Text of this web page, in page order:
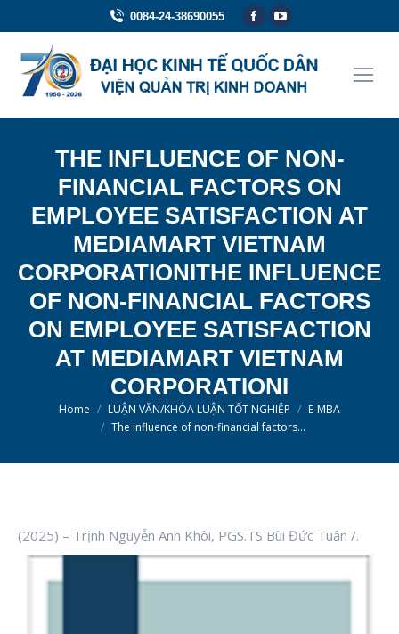
0084-24-38690055
Facebook
opens
in
YouTube
opens
in
THE INFLUENCE OF NON-
FINANCIAL FACTORS ON
EMPLOYEE SATISFACTION AT
MEDIAMART VIETNAM
CORPORATIONITHE INFLUENCE
OF NON-FINANCIAL FACTORS
ON EMPLOYEE SATISFACTION
AT MEDIAMART VIETNAM
CORPORATIONI
You are here:
Home LUẬN VĂN/KHÓA LUẬN TỐT NGHIỆP
E-MBA
The influence of non-financial factors…
(2025) – Trịnh Nguyễn Anh Khôi, PGS.TS Bùi Đức Tuân /.